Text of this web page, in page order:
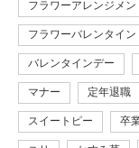
フラワーアレンジメン
フラワーバレンタイン
バレンタインデー
マナー 定年退職
スイートピー 卒